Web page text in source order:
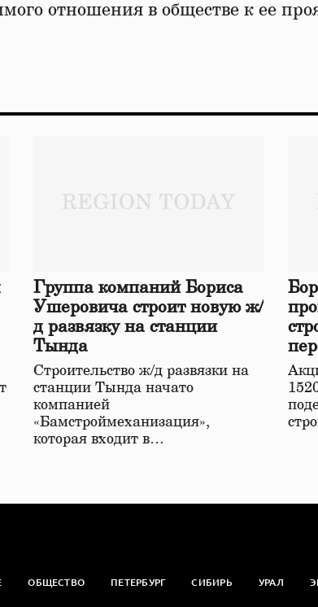
отношения в обществе к ее
Группа компаний Бориса
Ушеровича строит новую ж/
д развязку на станции
Тында
Строительство ж/д развязки на
станции Тында начато
компанией
«Бамстроймеханизация»,
которая входит в…
ОБЩЕСТВО ПЕТЕРБУРГ СИБИРЬ УРАЛ